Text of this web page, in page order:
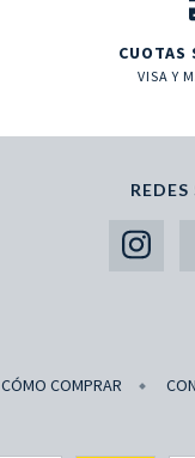
CUOTAS
VISA Y
CÓMO COMPRAR